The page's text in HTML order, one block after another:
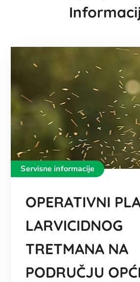
Servisne informacije
OPERATIVNI
LARVICIDNOG
TRETMANA NA
PODRUČJU